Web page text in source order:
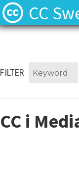
CC
FILTER
CC i